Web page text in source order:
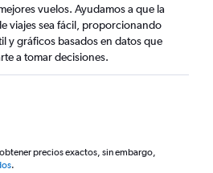
vuelos. Ayudamos a que la
viajes sea fácil, proporcionando
y gráficos basados en datos que
a tomar decisiones.
precios exactos, sin embargo,
.